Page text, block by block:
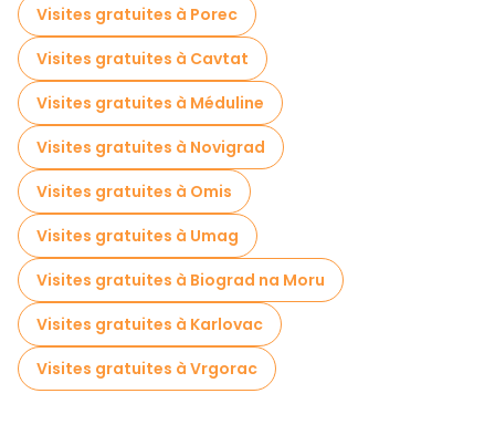
Visites gratuites à Porec
Visites gratuites à Cavtat
Visites gratuites à Méduline
Visites gratuites à Novigrad
Visites gratuites à Omis
Visites gratuites à Umag
Visites gratuites à Biograd na Moru
Visites gratuites à Karlovac
Visites gratuites à Vrgorac